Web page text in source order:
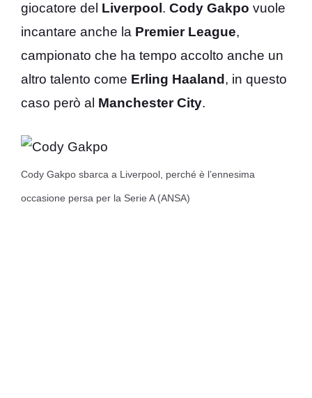
giocatore del Liverpool . Cody Gakpo vuole
incantare anche la Premier League,
campionato che ha tempo accolto anche un
altro talento come Erling Haaland , in questo
caso però al Manchester City.
Cody Gakpo sbarca a Liverpool, perché è l’ennesima
occasione persa per la Serie A (ANSA)